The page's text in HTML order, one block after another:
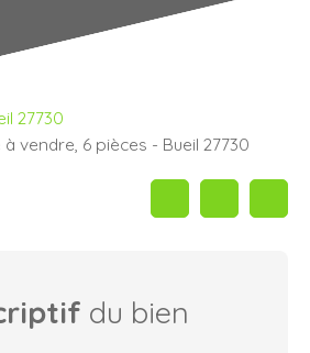
27730
vendre, 6 pièces - Bueil 27730
du bien